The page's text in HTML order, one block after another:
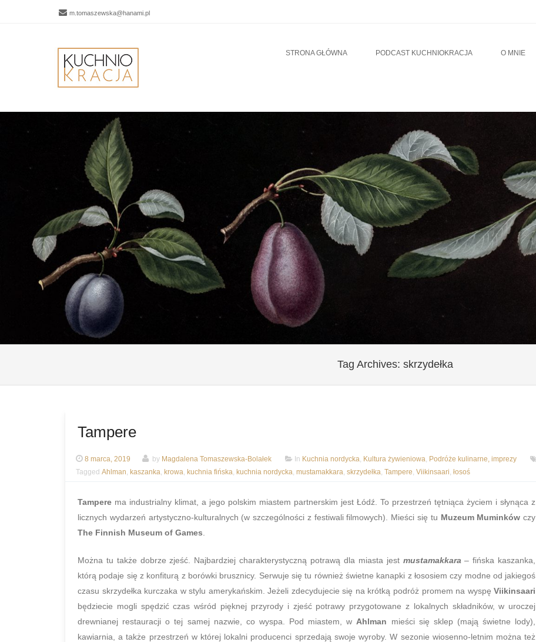
m.tomaszewska@hanami.pl
SKIP TO CONTENTSTRONA GŁÓWNA PODCAST KUCHNIOKRACJA O MNIE
Tag Archives: skrzydełka
Tampere
8 marca, 2019 by Magdalena Tomaszewska-Bolałek In Kuchnia nordycka, Kultura żywieniowa, Podróże kulinarne, imprezy
Tagged Ahlman, kaszanka, krowa, kuchnia fińska, kuchnia nordycka, mustamakkara, skrzydełka, Tampere, Viikinsaari, łosoś
Tampere ma industrialny klimat, a jego polskim miastem partnerskim jest Łódź. To przestrzeń tętniąca życiem i słynąca z
licznych wydarzeń artystyczno-kulturalnych (w szczególności z festiwali filmowych). Mieści się tu Muzeum Muminków czy
The Finnish Museum of Games
Można tu także dobrze zjeść. Najbardziej charakterystyczną potrawą dla miasta jest mustamakkara – fińska kaszanka,
którą podaje się z konfiturą z borówki brusznicy. Serwuje się tu również świetne kanapki z łososiem czy modne od jakiegoś
czasu skrzydełka kurczaka w stylu amerykańskim. Jeżeli zdecydujecie się na krótką podróż promem na wyspęViikinsaari
będziecie mogli spędzić czas wśród pięknej przyrody i zjeść potrawy przygotowane z lokalnych składników, w uroczej
drewnianej restauracji o tej samej nazwie, co wyspa. Pod miastem, w Ahlman mieści się sklep (mają świetne lody),
kawiarnia, a także przestrzeń w której lokalni producenci sprzedają swoje wyroby. W sezonie wiosenno-letnim można też